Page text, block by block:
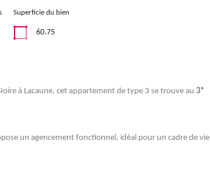
Superficie du bien
60.75
à Lacaune, cet appartement de type 3 se trouve au 3ᵉ
un agencement fonctionnel, idéal pour un cadre de vie